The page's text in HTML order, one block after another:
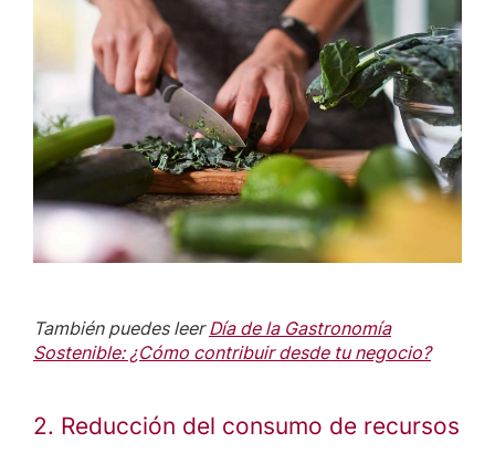
También puedes leerDía de la Gastronomía
Sostenible: ¿Cómo contribuir desde tu negocio?
2. Reducción del consumo de recursos